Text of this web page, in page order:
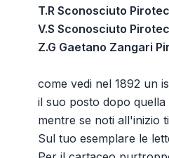
T.R Sconosciuto
V.S Sconosciuto
Z.G Gaetano Zangari
come vedi nel 1892 un
il suo posto dopo quella
mentre se noti all'inizio
Sul tuo esemplare le